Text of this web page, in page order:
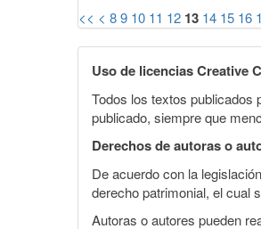
<< < 89 10 11 12 13 14 15 16
Uso de licencias Creative
Todos los textos publicados
publicado, siempre que
Derechos de autoras o
De acuerdo con la
derecho patrimonial, el
Autoras o autores pueden